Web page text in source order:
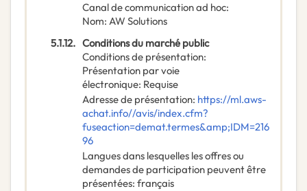
Canal de communication ad hoc:
Nom: AW Solutions
5.1.12. Conditions du marché public
Conditions de présentation:
Présentation par voie
électronique: Requise
Adresse de présentation: https://ml.aws-
achat.info//avis/index.cfm?
fuseaction=demat.termes&amp;IDM=216
96
Langues dans lesquelles les offres ou
demandes de participation peuvent être
présentées: français